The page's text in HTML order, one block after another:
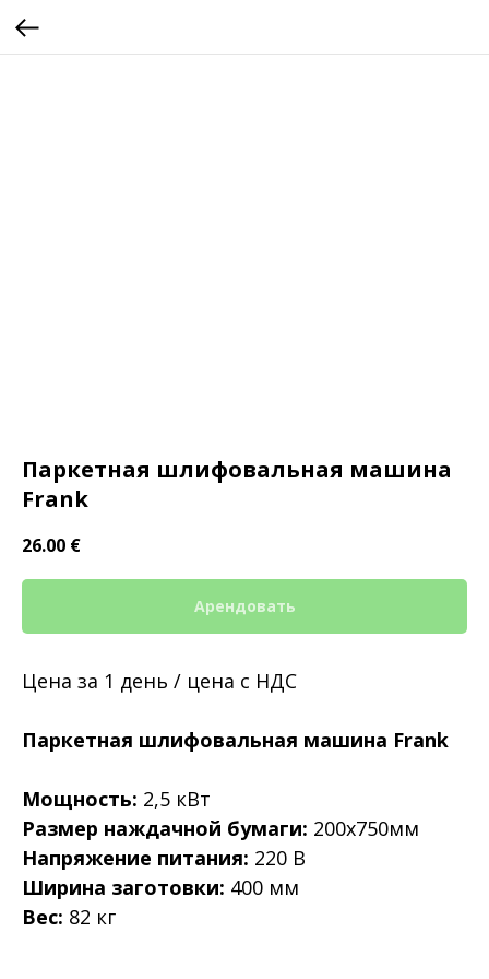
Паркетная шлифовальная машина
Frank
26.00 €
Арендовать
Цена за 1 день / цена с НДС
Паркетная шлифовальная машина Frank
Мощность: 2,5 кВт
Размер наждачной бумаги: 200х750мм
Напряжение питания: 220 В
Ширина заготовки: 400 мм
Вес: 82 кг